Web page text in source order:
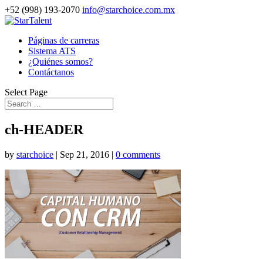
+52 (998) 193-2070 info@starchoice.com.mx
Páginas de carreras
Sistema ATS
¿Quiénes somos?
Contáctanos
Select Page
ch-HEADER
by starchoice | Sep 21, 2016 | 0 comments